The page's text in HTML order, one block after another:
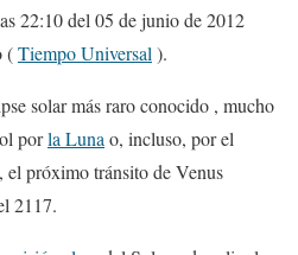
22:10 del 05 de junio de 2012
(TiempoUniversal ).
solar más raro conocido , mucho
porla Luna o, incluso, por el
el próximo tránsito de Venus
2117.